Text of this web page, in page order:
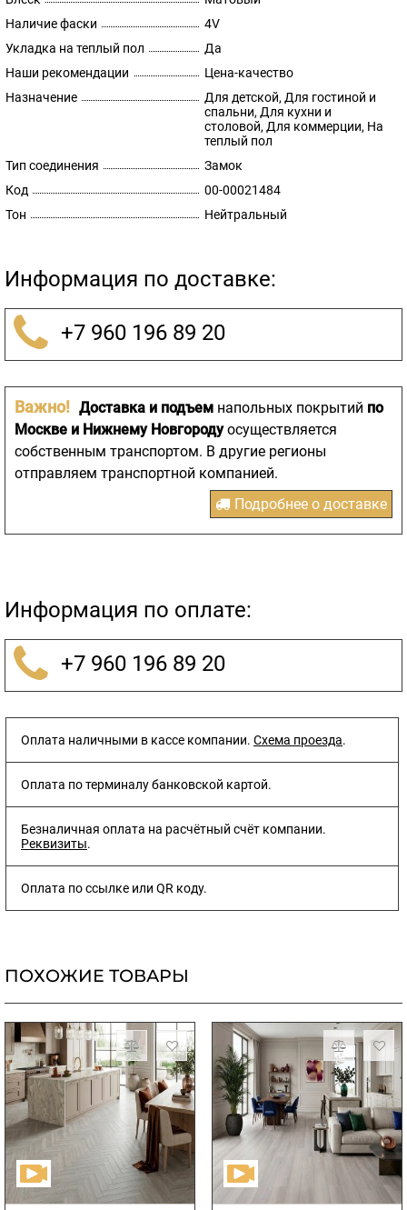
Наличие фаски
4V
Укладка на теплый пол
Да
Наши рекомендации
Цена-качество
Назначение
Для детской, Для гостиной и
спальни, Для кухни и
столовой, Для коммерции, На
теплый пол
Тип соединения
Замок
Код
00-00021484
Тон
Нейтральный
Информация по доставке:
+7 960 196 89 20
Важно! Доставка и подъем напольных покрытий по
Москве и Нижнему Новгородуосуществляется
собственным транспортом. В другие регионы
отправляем транспортной компанией.
Подробнее о доставке
Информация по оплате:
+7 960 196 89 20
Оплата наличными в кассе компании. Схема проезда.
Оплата по терминалу банковской картой.
Безналичная оплата на расчётный счёт компании.
Реквизиты.
Оплата по ссылке или QR коду.
ПОХОЖИЕ ТОВАРЫ